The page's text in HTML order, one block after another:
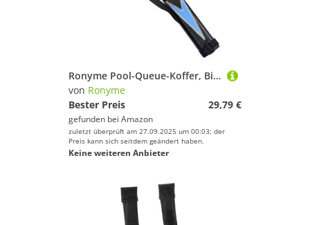
Ronyme Pool-Queue-Koffer, Billard-Pool-Queue-Stick, Tragetasche, kompakt, tragbar, PU-, Pool-Queue-Tasche, Pool-Queue-Aufbewahrungstasche, Blau Schwarz
von Ronyme
Bester Preis
29,79 €
gefunden bei Amazon
zuletzt überprüft am 27.09.2025 um 00:03; der
Preis kann sich seitdem geändert haben.
Keine weiteren Anbieter